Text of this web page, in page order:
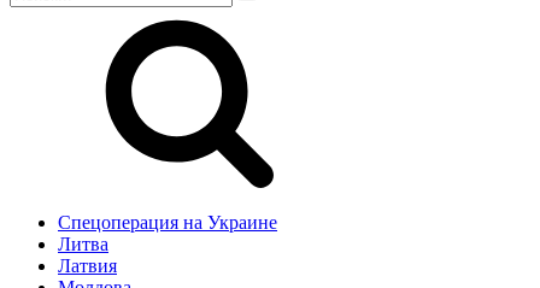
Спецоперация на Украине
Литва
Латвия